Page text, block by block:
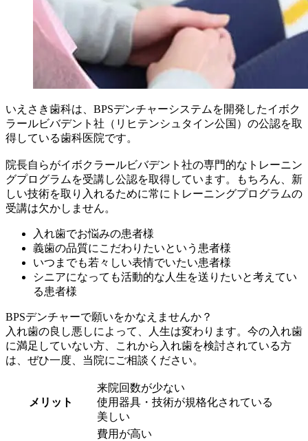
いえさき歯科は、BPSデンチャーシステムを開発したイボク
ラールビバデント社（リヒテンシュタイン公国）の公認を取
得している歯科医院です。
院長自らがイボクラールビバデント社の専門的なトレーニン
グプログラムを受講し公認を取得しています。もちろん、新
しい技術を取り入れるために常にトレーニングプログラムの
受講は欠かしません。
入れ歯でお悩みの患者様
義歯の品質にこだわりたいという患者様
いつまでも若々しい表情でいたい患者様
シニアになっても活動的な人生を送りたいと考えてい
る患者様
BPSデンチャーで願いをかなえませんか？
入れ歯の良し悪しによって、人生は変わります。今の入れ歯
に満足していない方、これから入れ歯を検討されている方
は、ぜひ一度、当院にご相談ください。
メリット
来院回数が少ない
使用器具・技術が規格化されている
美しい
費用が高い